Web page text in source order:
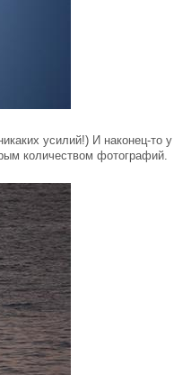
усилий!) И наконец-то у
количеством фотографий.